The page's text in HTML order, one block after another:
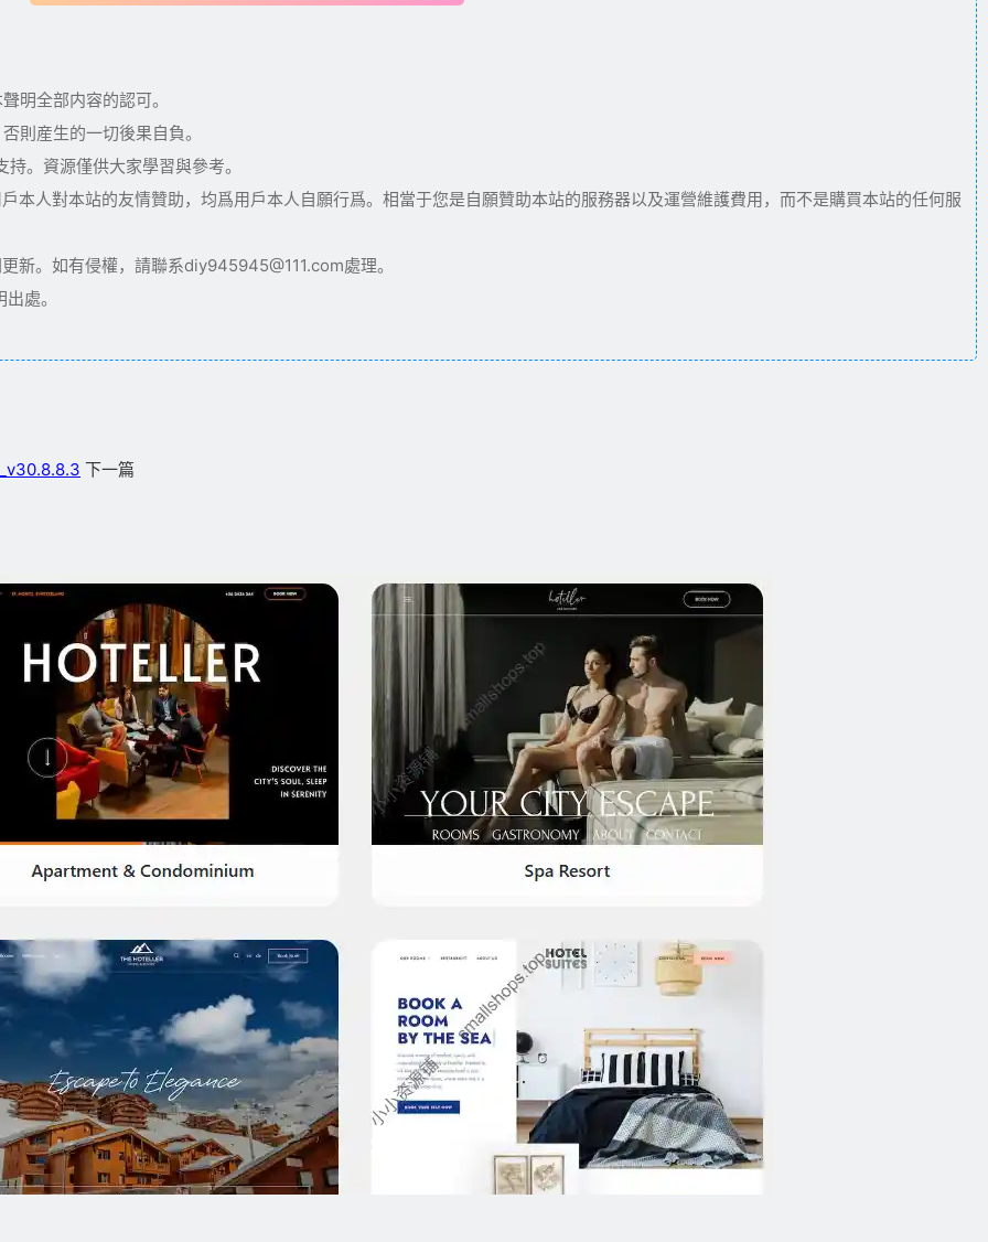
明全部内容的認可。
則産生的一切後果自負。
。資源僅供大家學習與參考。
本人對本站的友情贊助，均爲用戶本人自願行爲。相當于您是自願贊助本站的服務器以及運營維護費用，而不是購買本站的任何服
新。如有侵權，請聯系diy945945@111.com處理。
處。
下一篇